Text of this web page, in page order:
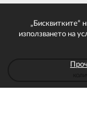
„Бисквитките“
използването на